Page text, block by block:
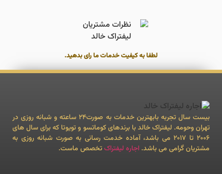
لطفا به کیفیت خدمات ما رای بدهید.
بیست سال تجربه بابهترین خدمات به صورت24 ساعته و شبانه روزی در
تهران وحومه. لیفتراک خالد با برندهای کوماتسو و تویوتا که برای سال های
۲۰۰۶ تا ۲۰۱۷ می باشد، آماده خدمت رسانی به صورت شبانه روزی به
مشتریان گرامی می باشد. اجاره لیفتراکتخصص ماست.